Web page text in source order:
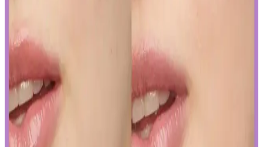
Seçimi ve Uygulama Yöntemleri
Gözaltı kapatıcısı seçimi ve uygulama teknikleriyle doğal görünüm
yakalamak için hafif ürünler ve doğru uygulama yöntemleri
önemlidir. İnce katmanlar ve uygun tonlar ile göz altlarınızda doğal
parlaklık sağlayabilirsiniz.
Ağız Bakımı ve Hijyenin Temel Unsurları: Günlük
Diş Temizliği ve Koruyucu Ürünler